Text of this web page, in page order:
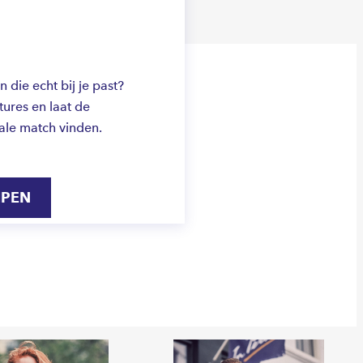
die echt bij je past?
en laat de
match vinden.